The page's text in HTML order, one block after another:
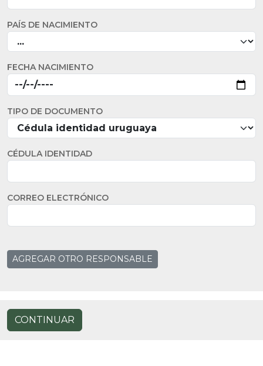
PAÍS DE NACIMIENTO
FECHA NACIMIENTO
TIPO DE DOCUMENTO
CÉDULA IDENTIDAD
CORREO ELECTRÓNICO
AGREGAR OTRO RESPONSABLE